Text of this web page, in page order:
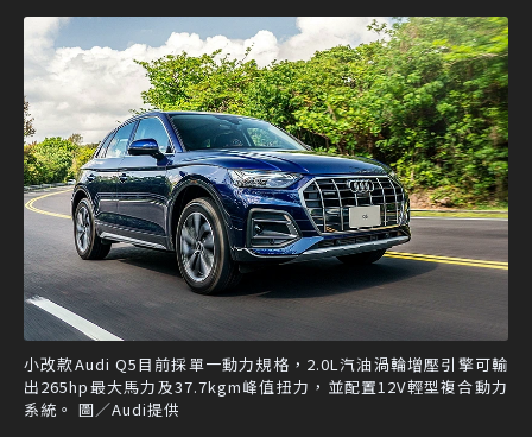
小改款Audi Q5目前採單一動力規格，2.0L汽油渦輪增壓引擎可輸
出265hp最大馬力及37.7kgm峰值扭力，並配置12V輕型複合動力
系統。 圖／Audi提供